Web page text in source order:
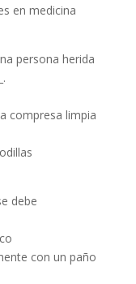
en medicina
persona herida
compresa limpia
debe
con un paño